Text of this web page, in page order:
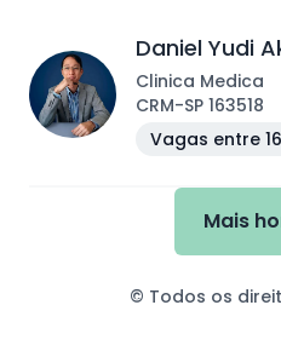
Daniel Yudi
Clinica Medica
CRM-SP 163518
Vagas entre
Mais
© Todos os